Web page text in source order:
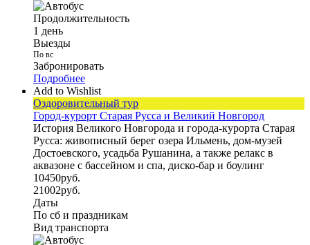
Продолжительность
1 день
Выезды
По вс
Забронировать
Подробнее
Add to Wishlist
Оздоровительный тур
Город-курорт Старая Русса и Великий Новгород
История Великого Новгорода и города-курорта Старая
Русса: живописный берег озера Ильмень, дом-музей
Достоевского, усадьба Рушанина, а также релакс в
аквазоне с бассейном и спа, диско-бар и боулинг
10450руб.
21002руб.
Даты
По сб и праздникам
Вид транспорта